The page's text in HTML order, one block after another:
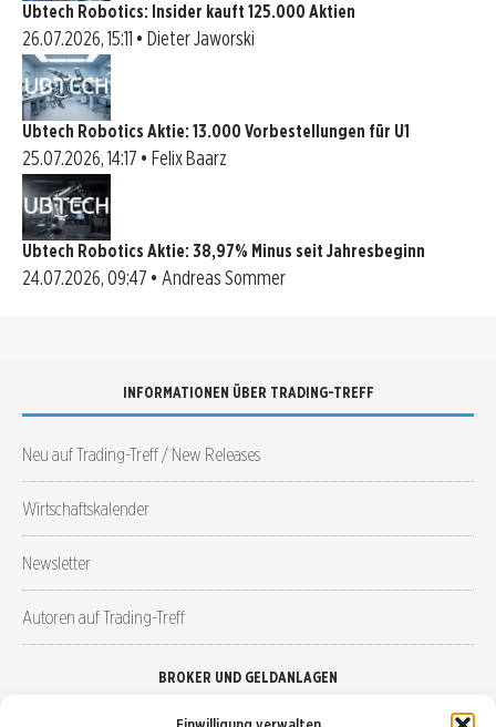
Ubtech Robotics: Insider kauft 125.000 Aktien
26.07.2026, 15:11 • Dieter Jaworski
Ubtech Robotics Aktie: 13.000 Vorbestellungen für U1
25.07.2026, 14:17 • Felix Baarz
Ubtech Robotics Aktie: 38,97% Minus seit Jahresbeginn
24.07.2026, 09:47 • Andreas Sommer
INFORMATIONEN ÜBER TRADING-TREFF
Neu auf Trading-Treff / New Releases
Wirtschaftskalender
Newsletter
Autoren auf Trading-Treff
BROKER UND GELDANLAGEN